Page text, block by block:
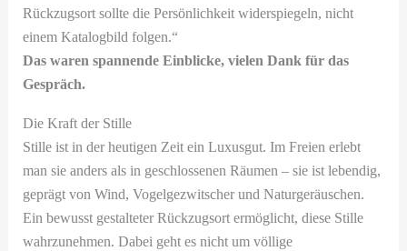
Rückzugsort sollte die Persönlichkeit widerspiegeln, nicht
einem Katalogbild folgen.“
Das waren spannende Einblicke, vielen Dank für das
Gespräch.
Die Kraft der Stille
Stille ist in der heutigen Zeit ein Luxusgut. Im Freien erlebt
man sie anders als in geschlossenen Räumen – sie ist lebendig,
geprägt von Wind, Vogelgezwitscher und Naturgeräuschen.
Ein bewusst gestalteter Rückzugsort ermöglicht, diese Stille
wahrzunehmen. Dabei geht es nicht um völlige